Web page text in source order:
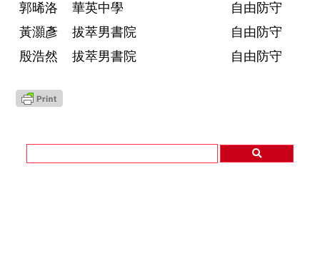
郭晞洛 華英中學
自由防守
黃灝彥
拔萃男書院
自由防守
殷浩然
拔萃男書院 自由防守